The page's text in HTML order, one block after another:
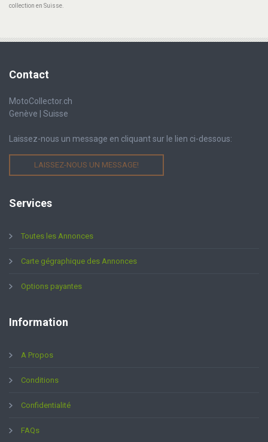
collection en Suisse.
Contact
MotoCollector.ch
Genève | Suisse
Laissez-nous un message en cliquant sur le lien ci-dessous:
LAISSEZ-NOUS UN MESSAGE!
Services
Toutes les Annonces
Carte gégraphique des Annonces
Options payantes
Information
A Propos
Conditions
Confidentialité
FAQs